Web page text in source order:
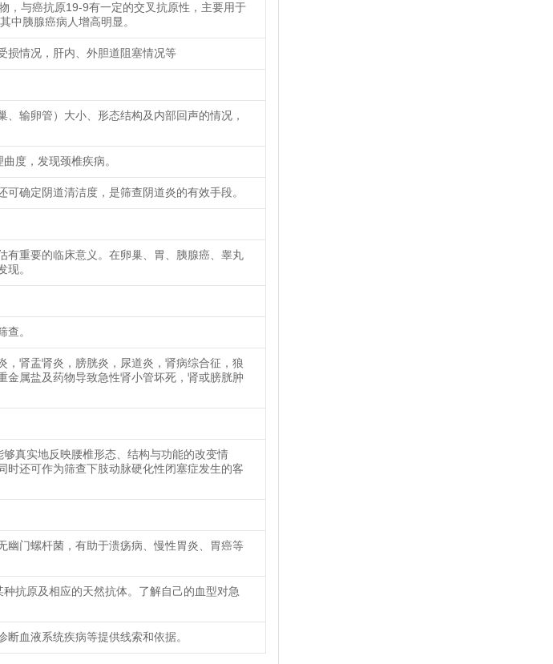
，与癌抗原19-9有一定的交叉抗原性，主要用于
中胰腺癌病人增高明显。
损情况，肝内、外胆道阻塞情况等
输卵管）大小、形态结构及内部回声的情况，
度，发现颈椎疾病。
确定阴道清洁度，是筛查阴道炎的有效手段。
有重要的临床意义。在卵巢、胃、胰腺癌、睾丸
。
查。
，肾盂肾炎，膀胱炎，尿道炎，肾病综合征，狼
金属盐及药物导致急性肾小管坏死，肾或膀胱肿
真实地反映腰椎形态、结构与功能的改变情
时还可作为筛查下肢动脉硬化性闭塞症发生的客
幽门螺杆菌，有助于溃疡病、慢性胃炎、胃癌等
抗原及相应的天然抗体。了解自己的血型对急
血液系统疾病等提供线索和依据。